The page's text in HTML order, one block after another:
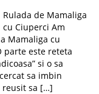
Rulada de Mamaliga
cu Ciuperci Am
Mamaliga cu
parte este reteta
si o sa
sa imbin
reusit sa […]